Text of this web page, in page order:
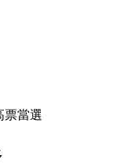
票當選